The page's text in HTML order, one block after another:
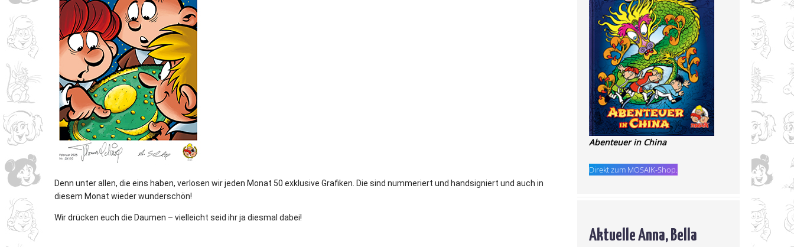
Denn unter allen, die eins haben, verlosen wir jeden Monat 50 exklusive Grafiken. Die sind nummeriert und handsigniert und auch in
diesem Monat wieder wunderschön!
Wir drücken euch die Daumen – vielleicht seid ihr ja diesmal dabei!
Abenteuer in China
Direkt zum MOSAIK-Shop.
Aktuelle Anna, Bella